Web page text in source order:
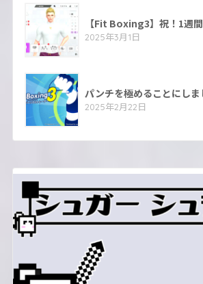
【Fit Boxing3】祝！1週間
2025年3月1日
パンチを極めることにしま
2025年2月22日